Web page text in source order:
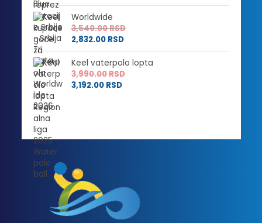
Worldwide
3,540.00RSD
2,832.00 RSD
Keel vaterpolo lopta
3,990.00RSD
3,192.00 RSD